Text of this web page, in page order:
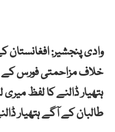
وادی پنجشیر:
خلاف مزاحمتی فورس کے
ہتھیار ڈالنے کا لفظ
طالبان کے آگے ہتھیار